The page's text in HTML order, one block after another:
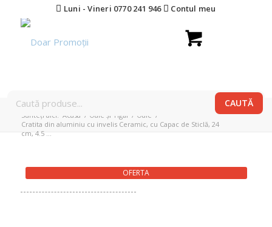
Luni - Vineri 0770 241 946 Contul meu
Sunteți aici: Acasa / Oale și Tigăi / Oale /
Cratita din aluminiu cu invelis Ceramic, cu Capac de Sticlă, 24
cm, 4.5 ...
OFERTA